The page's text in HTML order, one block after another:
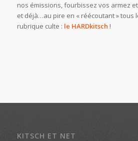
nos émissions, fourbissez vos armez
et déjà…au pire en « réécoutant » tous
rubrique culte : le HARDkitsch !
KITSCH ET NET